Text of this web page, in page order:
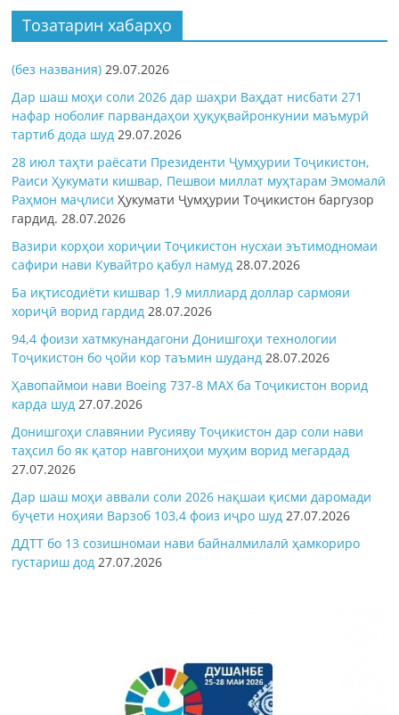
Тозатарин хабарҳо
(без названия) 29.07.2026
Дар шаш моҳи соли 2026 дар шаҳри Ваҳдат нисбати 271
нафар ноболиғ парвандаҳои ҳуқуқвайронкунии маъмурӣ
тартиб дода шуд 29.07.2026
28 июл таҳти раёсати Президенти Ҷумҳурии Тоҷикистон,
Раиси Ҳукумати кишвар, Пешвои миллат муҳтарам Эмомалӣ
Раҳмон маҷлисиҲукумати Ҷумҳурии Тоҷикистон баргузор
гардид.28.07.2026
Вазири корҳои хориҷии Тоҷикистон нусхаи эътимодномаи
сафири нави Кувайтро қабул намуд 28.07.2026
Ба иқтисодиёти кишвар 1,9 миллиард доллар сармояи
хориҷӣ ворид гардид 28.07.2026
94,4 фоизи хатмкунандагони Донишгоҳи технологии
Тоҷикистон бо ҷойи кор таъмин шуданд 28.07.2026
Ҳавопаймои нави Boeing 737-8 MAX ба Тоҷикистон ворид
карда шуд 27.07.2026
Донишгоҳи славянии Русияву Тоҷикистон дар соли нави
таҳсил бо як қатор навгониҳои муҳим ворид мегардад
27.07.2026
Дар шаш моҳи аввали соли 2026 нақшаи қисми даромади
буҷети ноҳияи Варзоб 103,4 фоиз иҷро шуд 27.07.2026
ДДТТ бо 13 созишномаи нави байналмилалӣ ҳамкориро
густариш дод 27.07.2026